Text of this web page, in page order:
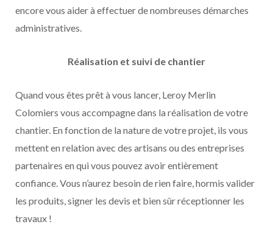
encore vous aider à effectuer de nombreuses démarches
administratives.
Réalisation et suivi de chantier
Quand vous êtes prêt à vous lancer, Leroy Merlin
Colomiers vous accompagne dans la réalisation de votre
chantier. En fonction de la nature de votre projet, ils vous
mettent en relation avec des artisans ou des entreprises
partenaires en qui vous pouvez avoir entièrement
confiance. Vous n’aurez besoin de rien faire, hormis valider
les produits, signer les devis et bien sûr réceptionner les
travaux !